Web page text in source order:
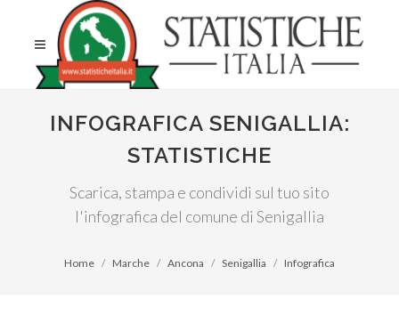
INFOGRAFICA SENIGALLIA:
STATISTICHE
Scarica, stampa e condividi sul tuo sito
l'infografica del comune di Senigallia
Home Marche Ancona Senigallia Infografica